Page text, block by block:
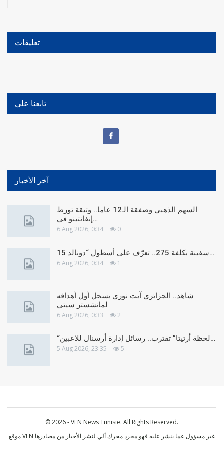
تعليقات
تابعنا على
آخر الأخبار
السهم الذهبي وصفقة الـ12 عاما.. وثيقة تورط
إنفانتينو في…
6 Aug 2026, 0:34 0
15 سفينة بكلفة 275.. تعرّف على أسطول “دونالد…
6 Aug 2026, 0:34 1
شاهد.. الجزائري آيت نوري يسجل أول أهدافه
لمانشستر سيتي
6 Aug 2026, 0:33 2
“لحظة أرتيتا” تقترب.. رسائل إدارة أرسنال للاعبين…
5 Aug 2026, 23:35 5
© 2026 - VEN News Tunisie. All Rights Reserved.
موقع VEN غير مسؤول عما ينشر عليه فهو مجرد محرك ألي لنشر الأخبار من مصادرها